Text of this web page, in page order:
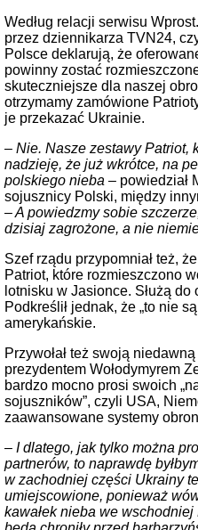
Według relacji serwisu
przez dziennikarza TVN24,
Polsce deklarują, że
powinny zostać
skuteczniejsze dla naszej
otrzymamy zamówione
je przekazać Ukrainie.
– Nie. Nasze zestawy Patriot,
nadzieję, że już wkrótce, na
polskiego nieba – powiedział
sojusznicy Polski, między
– A powiedzmy sobie
dzisiaj zagrożone, a nie
Szef rządu przypomniał też,
Patriot, które rozmieszczono
lotnisku w Jasionce. Służą
Podkreślił jednak, że „to nie
amerykańskie.
Przywołał też swoją
prezydentem Wołodymyrem
bardzo mocno prosi swoich
sojuszników”, czyli USA,
zaawansowane systemy
– I dlatego, jak tylko można
partnerów, to naprawdę
w zachodniej części Ukrainy
umiejscowione, ponieważ
kawałek nieba we